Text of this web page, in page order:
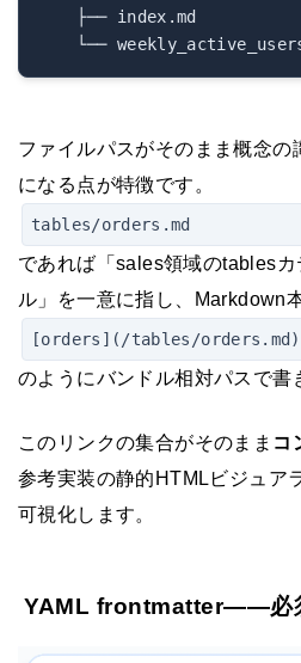
ファイルパスがそのまま概念の
になる点が特徴です。
tables/orders.md
であれば「sales領域のtables
ル」を一意に指し、Markdown
[orders](/tables/orders.md)
のようにバンドル相対パスで書
このリンクの集合がそのまま コ
参考実装の静的HTMLビジュア
可視化します。
YAML frontmatter——必